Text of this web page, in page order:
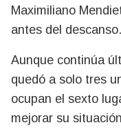
Maximiliano
antes del descanso.
Aunque continúa
quedó a solo tres
ocupan el sexto
mejorar su